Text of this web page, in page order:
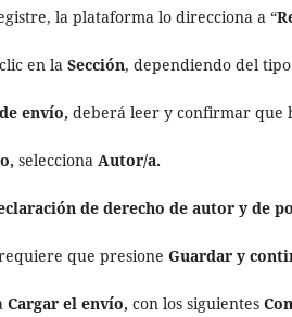
la plataforma lo direcciona a “
en la Sección, dependiendo del
envío, deberá leer y confirmar que
selecciona Autor/a.
de derecho de autor y de
que presione Guardar y
Cargar el envío, con los siguientes